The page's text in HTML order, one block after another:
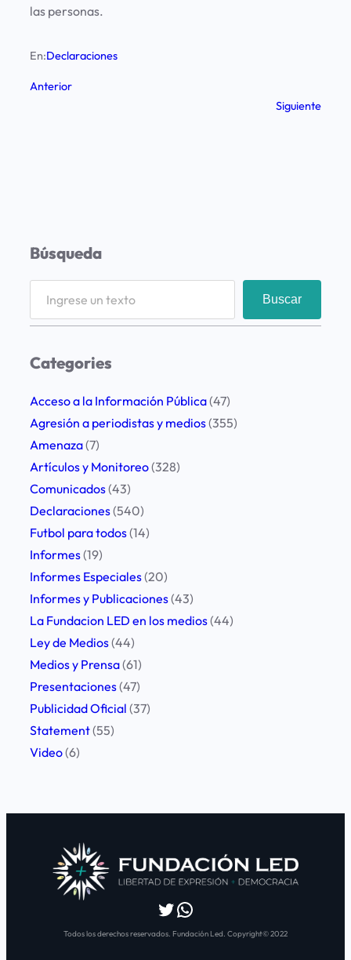
las personas.
En:Declaraciones
Anterior
Siguiente
Búsqueda
r
h
Buscar
Categories
Acceso a la Información Pública(47)
Agresión a periodistas y medios(355)
Amenaza(7)
Artículos y Monitoreo(328)
Comunicados(43)
Declaraciones(540)
Futbol para todos(14)
Informes(19)
Informes Especiales(20)
Informes y Publicaciones(43)
La Fundacion LED en los medios(44)
Ley de Medios(44)
Medios y Prensa(61)
Presentaciones(47)
Publicidad Oficial (37)
Statement(55)
Video(6)
Twitter
WhatsApp
Todos los derechos reservados. Fundación Led. Copyright© 2022